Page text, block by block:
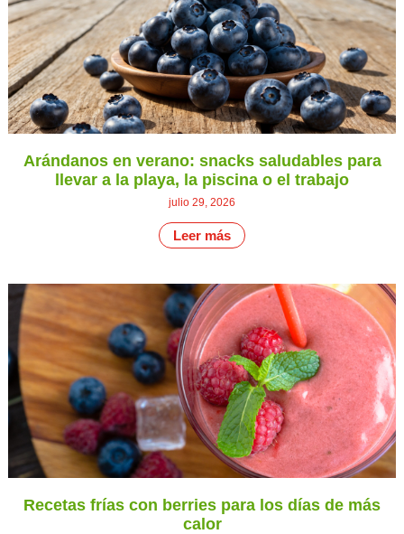
Arándanos en verano: snacks saludables para
llevar a la playa, la piscina o el trabajo
julio 29, 2026
Leer más
Recetas frías con berries para los días de más
calor